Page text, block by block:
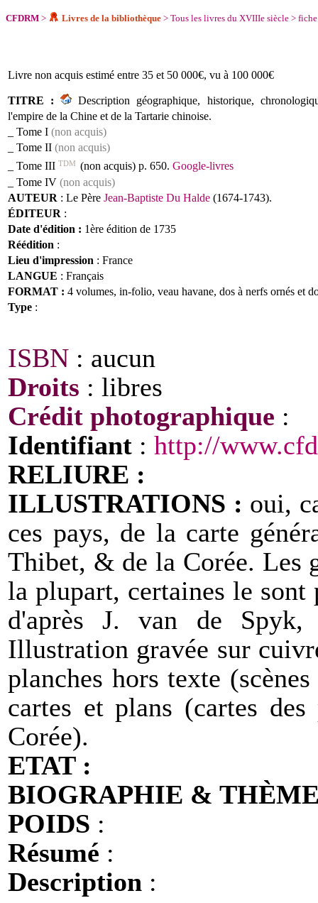
CFDRM > Livres de la bibliothèque > Tous les livres du XVIIIe siècle >
Livre non acquis estimé entre 35 et 50 000€, vu à 100 000€
TITRE :
Description géographique, historique,
l'empire de la Chine et de la Tartarie chinoise.
_ Tome I (non acquis)
_ Tome II (non acquis)
_ Tome III TDM (non acquis) p. 650. Google-livres
_ Tome IV (non acquis)
AUTEUR : Le Père Jean-Baptiste Du Halde (1674-1743).
ÉDITEUR :
Date d'édition : 1ère édition de 1735
Réédition :
Lieu d'impression : France
LANGUE : Français
FORMAT : 4 volumes, in-folio, veau havane, dos à nerfs ornés et
Type :
ISBN : aucun
Droits : libres
Crédit photographique :
Identifiant : http://
RELIURE :
ILLUSTRATIONS : oui,
ces pays, de la carte
Thibet, & de la Corée. Les
la plupart, certaines le
d'après J. van de
Illustration gravée sur
planches hors texte
cartes et plans (cartes
Corée).
ETAT :
BIOGRAPHIE &
POIDS :
Résumé :
Description :